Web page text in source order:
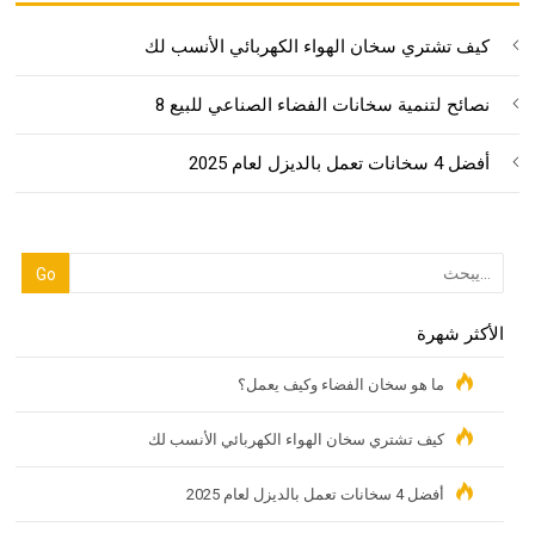
كيف تشتري سخان الهواء الكهربائي الأنسب لك
8 نصائح لتنمية سخانات الفضاء الصناعي للبيع
أفضل 4 سخانات تعمل بالديزل لعام 2025
الأكثر شهرة
ما هو سخان الفضاء وكيف يعمل؟
كيف تشتري سخان الهواء الكهربائي الأنسب لك
أفضل 4 سخانات تعمل بالديزل لعام 2025